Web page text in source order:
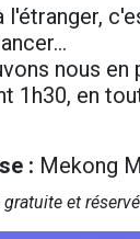
l'étranger,
nous
1h30, en
: Mekong
et